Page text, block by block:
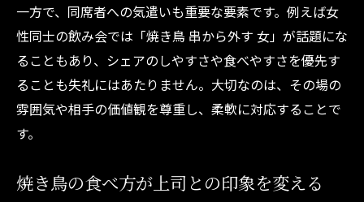
一方で、同席者への気遣いも重要な要素です。例えば女
性同士の飲み会では「焼き鳥 串から外す 女」が話題にな
ることもあり、シェアのしやすさや食べやすさを優先す
ることも失礼にはあたりません。大切なのは、その場の
雰囲気や相手の価値観を尊重し、柔軟に対応することで
す。
焼き鳥の食べ方が上司との印象を変える